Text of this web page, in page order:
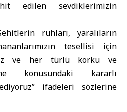
edilen sevdiklerimizin
ruhları, yaralıların
tesellisi için
ve her türlü korku ve
konusundaki kararlı
ifadeleri sözlerine